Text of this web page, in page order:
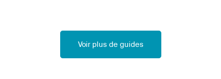
Voir plus de guides